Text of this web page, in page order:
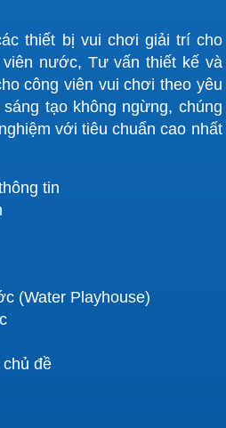
thiết bị vui chơi giải trí cho
nước, Tư vấn thiết kế và
công viên vui chơi theo yêu
tạo không ngừng, chúng
với tiêu chuẩn cao nhất
tin
(Water Playhouse)
đề